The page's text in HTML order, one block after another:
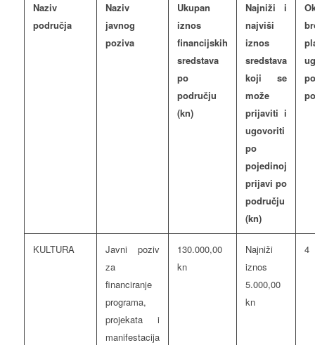
Naziv
područja
Naziv
javnog
poziva
Ukupan
iznos
financijskih
sredstava
po
području
(kn)
Najniži i
najviši
iznos
sredstava
koji se
može
prijaviti i
ugovoriti
po
pojedinoj
prijavi po
području
(kn)
po
KULTURA
Javni poziv
za
financiranje
programa,
projekata i
manifestacija
130.000,00
kn
Najniži
iznos
5.000,00
kn
4